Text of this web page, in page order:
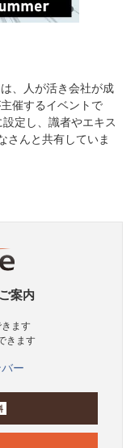
、人が活き会社が成
催するイベントで
定し、識者やエキス
さんと共有していま
案内
ます
きます
ー